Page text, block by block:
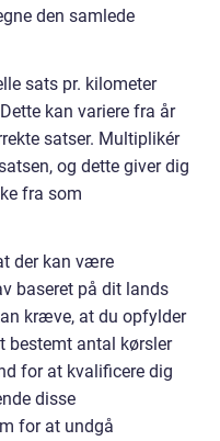
den samlede
sats pr. kilometer
kan variere fra år
satser. Multiplikér
og dette giver dig
fra som
der kan være
baseret på dit lands
kræve, at du opfylder
bestemt antal kørsler
for at kvalificere dig
disse
for at undgå